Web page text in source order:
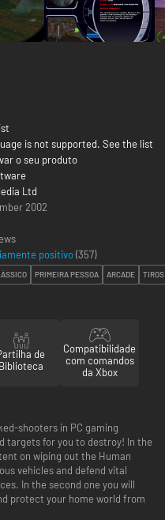
is not supported. See the list
o seu produto
Ltd
2002
positivo(357)
PRIMEIRA PESSOA ARCADE
de
Biblioteca
Compatibilidade
com comandos
da Xbox
shooters in PC gaming
targets for you to destroy! In the
on wiping out the Human
vehicles and defend vital
In the second one you will
protect your home world from